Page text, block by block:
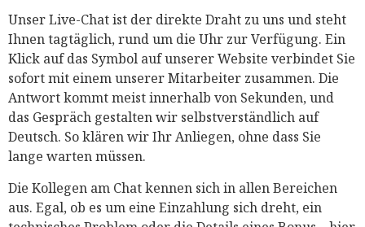
Unser Live-Chat ist der direkte Draht zu uns und steht
Ihnen tagtäglich, rund um die Uhr zur Verfügung. Ein
Klick auf das Symbol auf unserer Website verbindet Sie
sofort mit einem unserer Mitarbeiter zusammen. Die
Antwort kommt meist innerhalb von Sekunden, und
das Gespräch gestalten wir selbstverständlich auf
Deutsch. So klären wir Ihr Anliegen, ohne dass Sie
lange warten müssen.
Die Kollegen am Chat kennen sich in allen Bereichen
aus. Egal, ob es um eine Einzahlung sich dreht, ein